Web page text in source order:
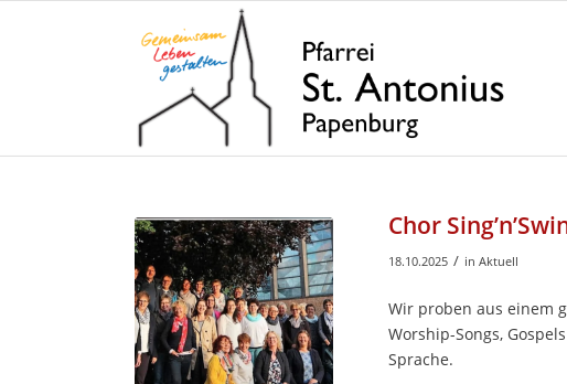
Chor
18.10.2025 / in Aktuell
Wir proben aus einem
Worship-Songs,
Sprache.